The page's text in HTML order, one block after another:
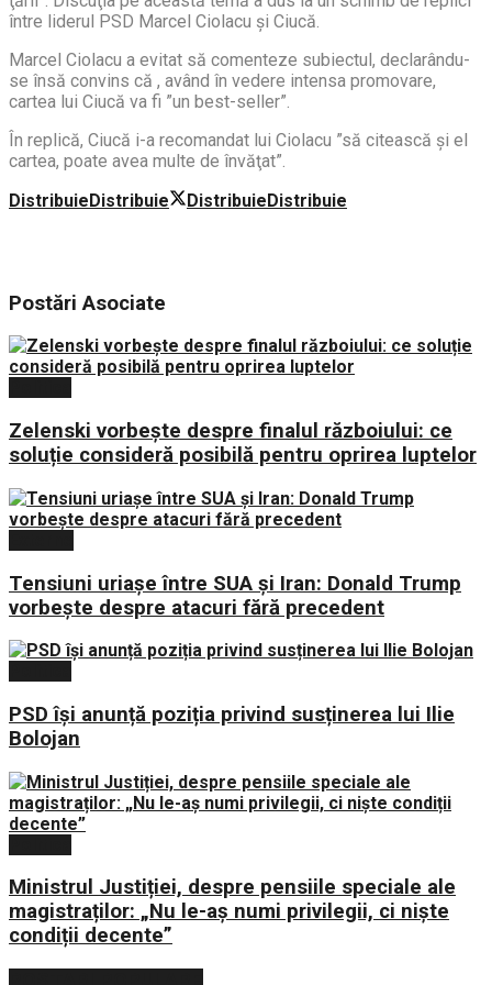
între liderul PSD Marcel Ciolacu şi Ciucă.
Marcel Ciolacu a evitat să comenteze subiectul, declarându-
se însă convins că , având în vedere intensa promovare,
cartea lui Ciucă va fi ”un best-seller”.
În replică, Ciucă i-a recomandat lui Ciolacu ”să citească şi el
cartea, poate avea multe de învăţat”.
DistribuieDistribuie DistribuieDistribuie
PostăriAsociate
Zelenski vorbește despre finalul războiului: ce
soluție consideră posibilă pentru oprirea luptelor
Tensiuni uriașe între SUA și Iran: Donald Trump
vorbește despre atacuri fără precedent
PSD își anunță poziția privind susținerea lui Ilie
Bolojan
Ministrul Justiției, despre pensiile speciale ale
magistraților: „Nu le-aș numi privilegii, ci niște
condiții decente”